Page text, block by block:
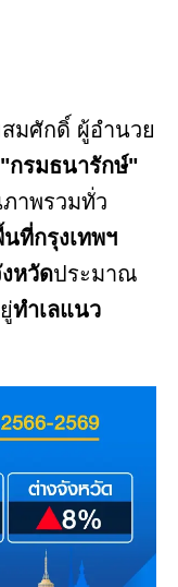
มศักดิ์ ผู้อำนวย
"กรมธนารักษ์"
ภาพรวมทั่ว
ที่กรุงเทพฯ
หวัดประมาณ
ทำเลแนว